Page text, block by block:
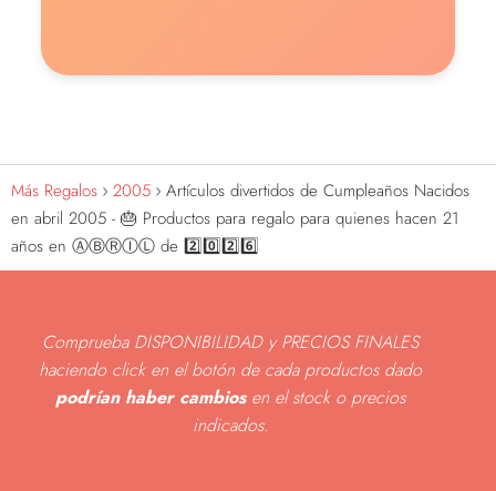
Más Regalos 2005
Artículos divertidos de Cumpleaños Nacidos
en abril 2005 - 🎂 Productos para regalo para quienes hacen 21
años en ⒶⒷⓇⒾⓁ de 2️⃣0️⃣2️⃣6️⃣
Comprueba DISPONIBILIDAD y PRECIOS FINALES
haciendo click en el botón de cada productos dado
podrían haber cambiosen el stock o precios
indicados.